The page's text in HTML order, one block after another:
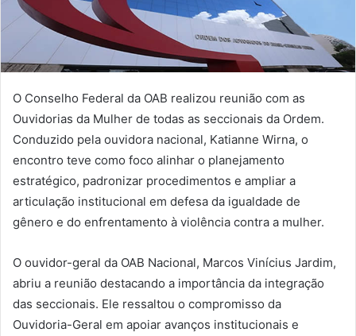
O Conselho Federal da OAB realizou reunião com as
Ouvidorias da Mulher de todas as seccionais da Ordem.
Conduzido pela ouvidora nacional, Katianne Wirna, o
encontro teve como foco alinhar o planejamento
estratégico, padronizar procedimentos e ampliar a
articulação institucional em defesa da igualdade de
gênero e do enfrentamento à violência contra a mulher.
O ouvidor-geral da OAB Nacional, Marcos Vinícius Jardim,
abriu a reunião destacando a importância da integração
das seccionais. Ele ressaltou o compromisso da
Ouvidoria-Geral em apoiar avanços institucionais e